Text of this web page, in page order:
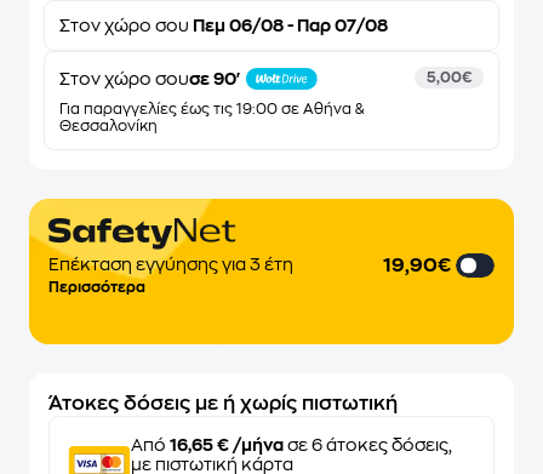
Στον χώρο σου Πεμ 06/08 - Παρ 07/08
Στον χώρο σουσε 90'
Για παραγγελίες έως τις 19:00 σε Αθήνα &
Θεσσαλονίκη
5,00€
Επέκταση εγγύησης για 3 έτη
Περισσότερα
19,90€
Άτοκες δόσεις με ή χωρίς πιστωτική
Από 16,65 € /μήνα σε 6 άτοκες δόσεις,
με πιστωτική κάρτα